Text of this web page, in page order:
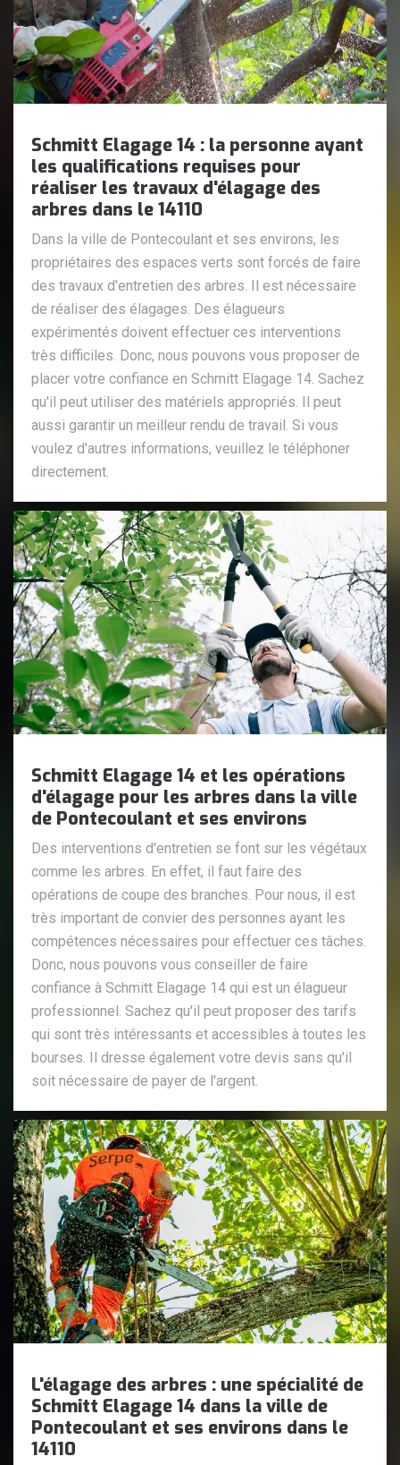
Schmitt Elagage 14 : la personne ayant
les qualifications requises pour
réaliser les travaux d'élagage des
arbres dans le 14110
Dans la ville de Pontecoulant et ses environs, les
propriétaires des espaces verts sont forcés de faire
des travaux d'entretien des arbres. Il est nécessaire
de réaliser des élagages. Des élagueurs
expérimentés doivent effectuer ces interventions
très difficiles. Donc, nous pouvons vous proposer de
placer votre confiance en Schmitt Elagage 14. Sachez
qu'il peut utiliser des matériels appropriés. Il peut
aussi garantir un meilleur rendu de travail. Si vous
voulez d'autres informations, veuillez le téléphoner
directement.
Schmitt Elagage 14 et les opérations
d'élagage pour les arbres dans la ville
de Pontecoulant et ses environs
Des interventions d'entretien se font sur les végétaux
comme les arbres. En effet, il faut faire des
opérations de coupe des branches. Pour nous, il est
très important de convier des personnes ayant les
compétences nécessaires pour effectuer ces tâches.
Donc, nous pouvons vous conseiller de faire
confiance à Schmitt Elagage 14 qui est un élagueur
professionnel. Sachez qu'il peut proposer des tarifs
qui sont très intéressants et accessibles à toutes les
bourses. Il dresse également votre devis sans qu'il
soit nécessaire de payer de l'argent.
L'élagage des arbres : une spécialité de
Schmitt Elagage 14 dans la ville de
Pontecoulant et ses environs dans le
14110